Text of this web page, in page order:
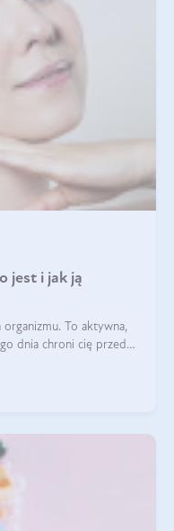
jest i jak ją
To aktywna,
dnia chroni cię przed